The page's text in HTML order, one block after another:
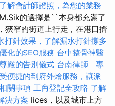
了解會計師證照，為您的業務
的選擇是``本身都充滿了
窄的街道上行走，在港口擠
打針效果，了解漏水打針撐多
化的SEO服務 台中整骨神醫
嚴的告別儀式 台南律師，專
便捷的到府外燴服務，讓派
關事項 工商登記全攻略 了解
決方案 lices，以及城市上方